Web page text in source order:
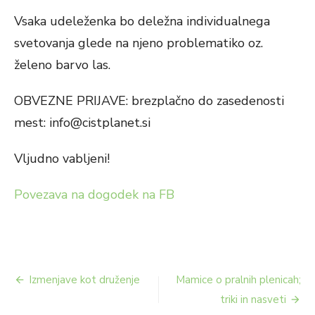
Vsaka udeleženka bo deležna individualnega
svetovanja glede na njeno problematiko oz.
želeno barvo las.
OBVEZNE PRIJAVE: brezplačno do zasedenosti
mest: info@cistplanet.si
Vljudno vabljeni!
Povezava na dogodek na FB
Navigacija
Izmenjave kot druženje
Mamice o pralnih plenicah;
triki in nasveti